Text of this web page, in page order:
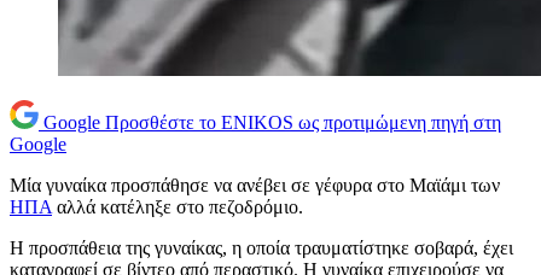
Google Προσθέστε το ENIKOS ως προτιμώμενη πηγή στη
Google
Μία γυναίκα προσπάθησε να ανέβει σε γέφυρα στο Μαϊάμι των
ΗΠΑ αλλά κατέληξε στο πεζοδρόμιο.
Η προσπάθεια της γυναίκας, η οποία τραυματίστηκε σοβαρά, έχει
καταγραφεί σε βίντεο από περαστικό. Η γυναίκα επιχειρούσε να